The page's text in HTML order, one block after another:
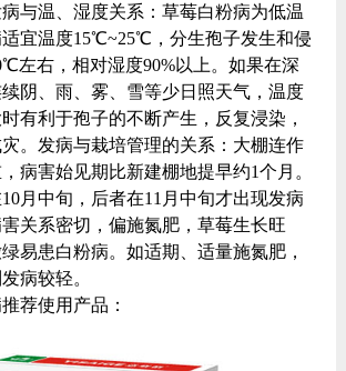
与温、湿度关系：草莓白粉病为低温
宜温度15℃~25℃，分生孢子发生和侵
左右，相对湿度90%以上。如果在深
阴、雨、雾、雪等少日照天气，温度
有利于孢子的不断产生，反复浸染，
。发病与栽培管理的关系：大棚连作
病害始见期比新建棚地提早约1个月。
月中旬，后者在11月中旬才出现发病
关系密切，偏施氮肥，草莓生长旺
易患白粉病。如适期、适量施氮肥，
病较轻。
荐使用产品：